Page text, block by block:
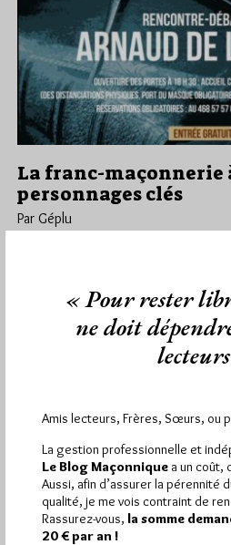
La franc-maçonnerie
personnages clés
Par Géplu
13 octobre à 19h30 au Château du
Hier samedi 8 août 2026,
et2 926 pagesont été lues
« Pour rester
ne doit
Amis lecteurs, Frères, Sœurs, ou
La gestion professionnelle et
Le Blog Maçonnique a un coût,
Aussi, afin d’assurer la pérennité
qualité, je me vois contraint de
Rassurez-vous, la somme
20 € par an !